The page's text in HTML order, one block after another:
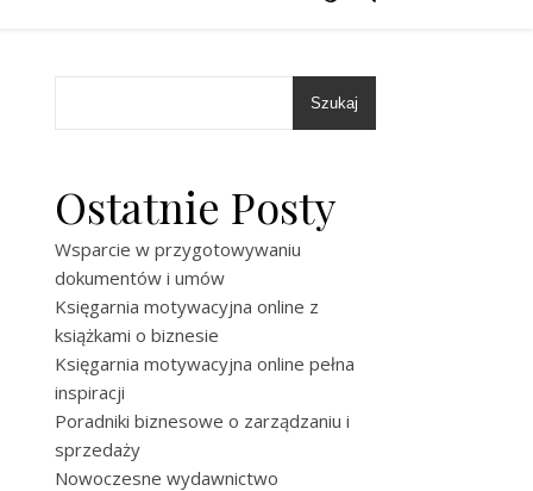
Szukaj
Ostatnie Posty
Wsparcie w przygotowywaniu
dokumentów i umów
Księgarnia motywacyjna online z
książkami o biznesie
Księgarnia motywacyjna online pełna
inspiracji
Poradniki biznesowe o zarządzaniu i
sprzedaży
Nowoczesne wydawnictwo